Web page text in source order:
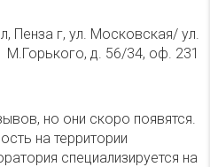
Пенза г, ул. Московская/ ул.
М.Горького, д. 56/34, оф. 231
но они скоро появятся.
на территории
специализируется на